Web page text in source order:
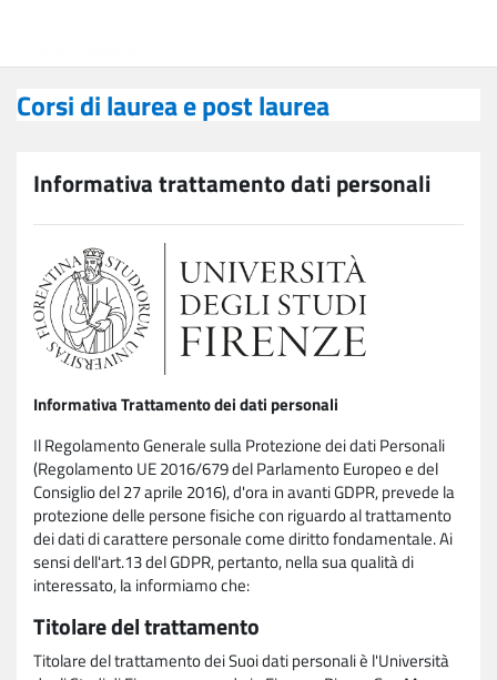
Corsi di laurea e post laurea
Informativa trattamento dati personali
Informativa Trattamento dei dati personali
Il Regolamento Generale sulla Protezione dei dati Personali
(Regolamento UE 2016/679 del Parlamento Europeo e del
Consiglio del 27 aprile 2016), d'ora in avanti GDPR, prevede la
protezione delle persone fisiche con riguardo al trattamento
dei dati di carattere personale come diritto fondamentale. Ai
sensi dell'art.13 del GDPR, pertanto, nella sua qualità di
interessato, la informiamo che:
Titolare del trattamento
Titolare del trattamento dei Suoi dati personali è l'Università